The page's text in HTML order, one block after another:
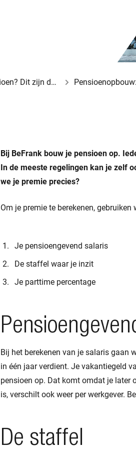
Wat is pensioen? Dit zijn de drie pijlers
Bij BeFrank bouw je pensioen op.
In de meeste regelingen kan je zelf
we je premie precies?
Om je premie te berekenen, gebruiken
Je pensioengevend salaris
De staffel waar je inzit
Je parttime percentage
Bij het berekenen van je salaris gaan
in één jaar verdient. Je vakantiegeld
pensioen op. Dat komt omdat je later
is, verschilt ook weer per werkgever.
De staffel